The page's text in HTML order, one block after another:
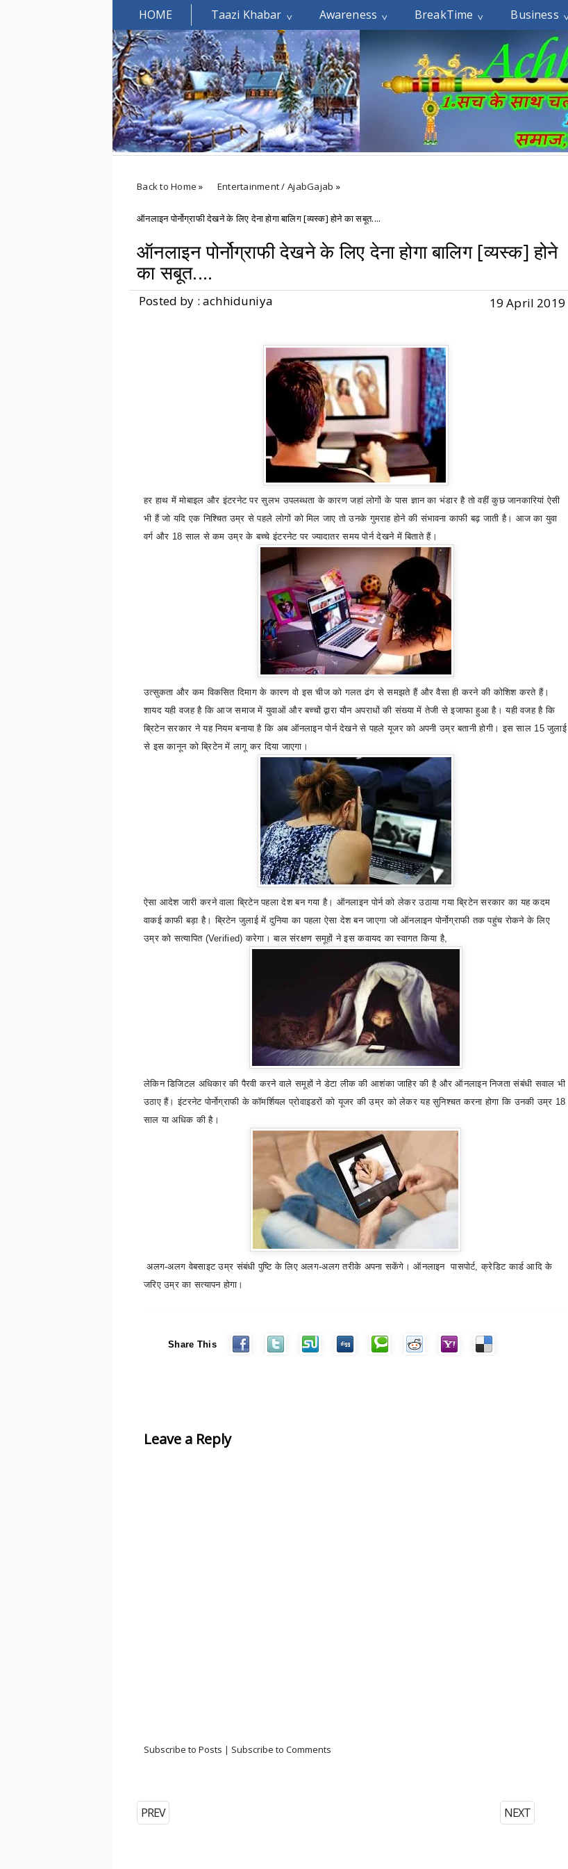
HOME Taazi Khabar Awareness BreakTime Business
Welcomes You.....
Back to Home » Entertainment / AjabGajab »
ऑनलाइन पोर्नोग्राफी देखने के लिए देना होगा बालिग [व्यस्क] होने का सबूत....
ऑनलाइन पोर्नोग्राफी देखने के लिए देना होगा बालिग [व्यस्क] होने
का सबूत....
Posted by : achhiduniya 19 April 2019
हर हाथ में मोबाइल और इंटरनेट पर सुलभ उपलब्धता के कारण जहां लोगों के पास ज्ञान का भंडार है तो वहीं कुछ जानकारियां ऐसी
भी हैं जो यदि एक निश्चित उम्र से पहले लोगों को मिल जाए तो उनके गुमराह होने की संभावना काफी बढ़ जाती है। आज का युवा
वर्ग और 18 साल से कम उम्र के बच्चे इंटरनेट पर ज्यादातर समय पोर्न देखने में बिताते हैं।
उत्सुकता और कम विकसित दिमाग के कारण वो इस चीज को गलत ढंग से समझते हैं और वैसा ही करने की कोशिश करते हैं।
शायद यही वजह है कि आज समाज में युवाओं और बच्चों द्वारा यौन अपराधों की संख्या में तेजी से इजाफा हुआ है। यही वजह है कि
ब्रिटेन सरकार ने यह नियम बनाया है कि अब ऑनलाइन पोर्न देखने से पहले यूजर को अपनी उम्र बतानी होगी। इस साल 15 जुलाई
से इस कानून को ब्रिटेन में लागू कर दिया जाएगा।
ऐसा आदेश जारी करने वाला ब्रिटेन पहला देश बन गया है। ऑनलाइन पोर्न को लेकर उठाया गया ब्रिटेन सरकार का यह कदम
वाकई काफी बड़ा है।ब्रिटेन जुलाई में दुनिया का पहला ऐसा देश बन जाएगा जो ऑनलाइन पोर्नोग्राफी तक पहुंच रोकने के लिए
उम्र को सत्यापित (Verified)करेगा। बाल संरक्षण समूहों ने इस कवायद का स्वागत किया है,
लेकिन डिजिटल अधिकार की पैरवी करने वाले समूहों ने डेटा लीक की आशंका जाहिर की है और ऑनलाइन निजता संबंधी सवाल भी
उठाए हैं।इंटरनेट पोर्नोग्राफी के कॉमर्शियल प्रोवाइडरों को यूजर की उम्र को लेकर यह सुनिश्चत करना होगा कि उनकी उम्र 18
साल या अधिक की है।
अलग-अलग वेबसाइट उम्र संबंधी पुष्टि के लिए अलग-अलग तरीके अपना सकेंगे। ऑनलाइन पासपोर्ट,क्रेडिट कार्ड आदि के
जरिए उम्र का सत्यापन होगा।
Share This
Leave a Reply
Subscribe to Posts | Subscribe to Comments
NEXT
PREV